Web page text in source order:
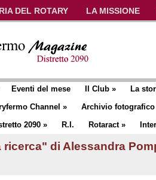
DEL ROTARY LA MISSIONE
Eventi del mese Il Club » La
Channel » Archivio fotografico
2090 » R.I. Rotaract»
di Alessandra